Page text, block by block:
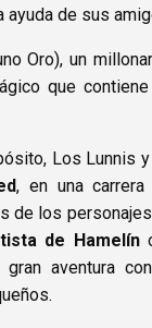
ayuda de sus
Oro), un
que
Los Lunnis
, en una
de los
de Hamelín
gran aventura